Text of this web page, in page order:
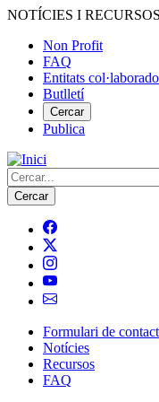
Vés
contingut
NOTÍCIES I
Menú
del
compte
d'usuari
Non Profit
FAQ
Entitats
Butlletí
Cercar
Publica
Cerca
Navegació
principal
Formulari de
Notícies
Recursos
FAQ